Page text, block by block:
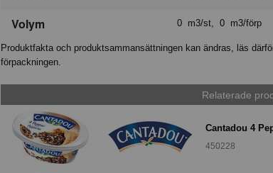
Volym 0 m3/st, 0 m3/förp
Produktfakta och produktsammansättningen kan ändras, läs
förpackningen.
Relaterade
Cantadou 4
450228